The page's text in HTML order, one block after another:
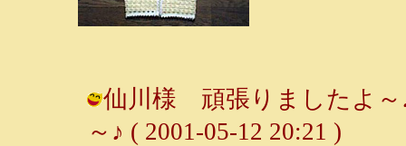
仙川様 頑張りましたよ
～♪ ( 2001-05-12 20:21 )